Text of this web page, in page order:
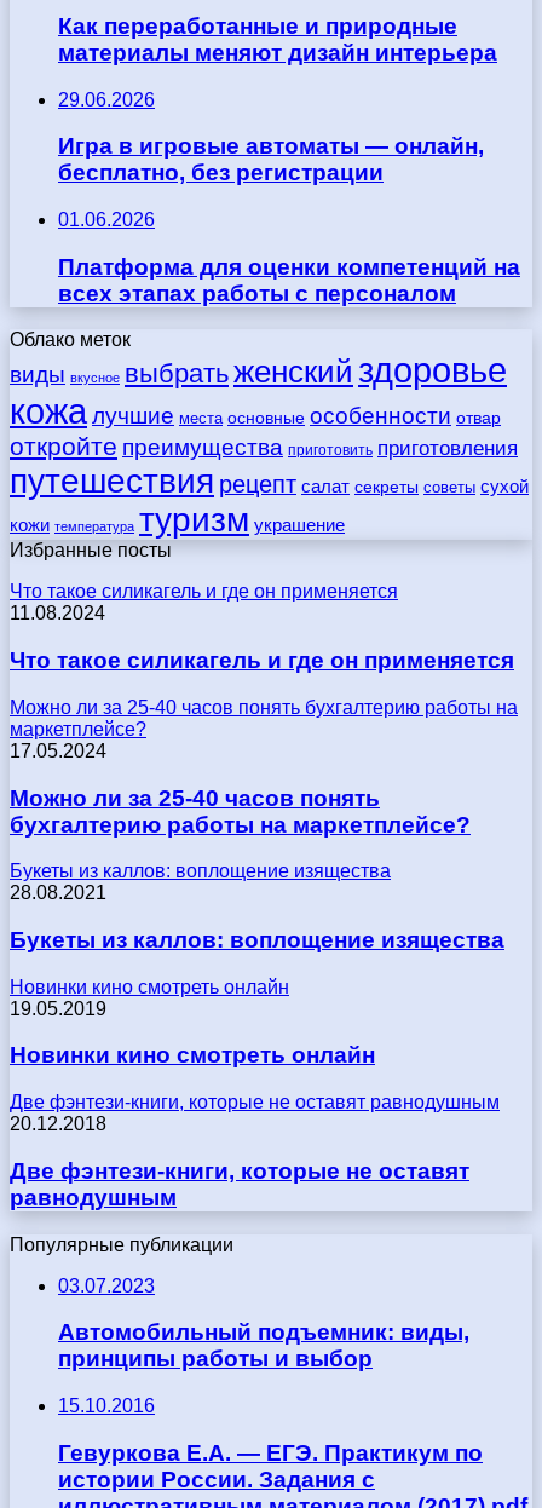
Как переработанные и природные
материалы меняют дизайн интерьера
29.06.2026
Игра в игровые автоматы — онлайн,
бесплатно, без регистрации
01.06.2026
Платформа для оценки компетенций на
всех этапах работы с персоналом
Облако меток
виды вкусное выбратьженский здоровье
кожалучшие места основные особенности отвар
откройте преимущества приготовить приготовления
путешествия рецепт салат секреты советы сухой
кожи температура туризм украшение
Избранные посты
Что такое силикагель и где он применяется
11.08.2024
Что такое силикагель и где он применяется
Можно ли за 25-40 часов понять бухгалтерию работы на
маркетплейсе?
17.05.2024
Можно ли за 25-40 часов понять
бухгалтерию работы на маркетплейсе?
Букеты из каллов: воплощение изящества
28.08.2021
Букеты из каллов: воплощение изящества
Новинки кино смотреть онлайн
19.05.2019
Новинки кино смотреть онлайн
Две фэнтези-книги, которые не оставят равнодушным
20.12.2018
Две фэнтези-книги, которые не оставят
равнодушным
Популярные публикации
03.07.2023
Автомобильный подъемник: виды,
принципы работы и выбор
15.10.2016
Гевуркова Е.А. — ЕГЭ. Практикум по
истории России. Задания с